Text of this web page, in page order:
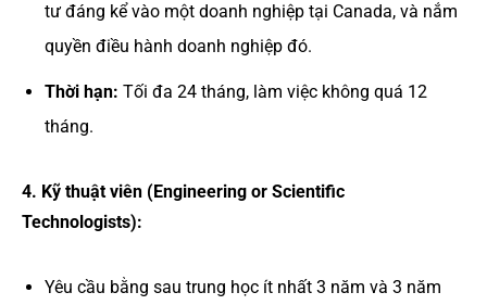
tư đáng kể vào một doanh nghiệp tại Canada, và nắm
quyền điều hành doanh nghiệp đó.
Thời hạn: Tối đa 24 tháng, làm việc không quá 12
tháng.
4. Kỹ thuật viên (Engineering or Scientific
Technologists):
Yêu cầu bằng sau trung học ít nhất 3 năm và 3 năm